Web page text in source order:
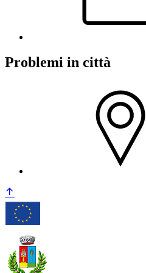
Problemi in città